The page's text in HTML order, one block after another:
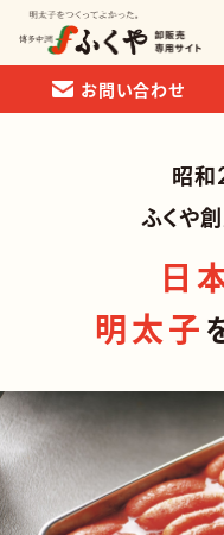
会社情報
お問い合わせ
お問い合わせ
昭和
ふくや
日
明太子